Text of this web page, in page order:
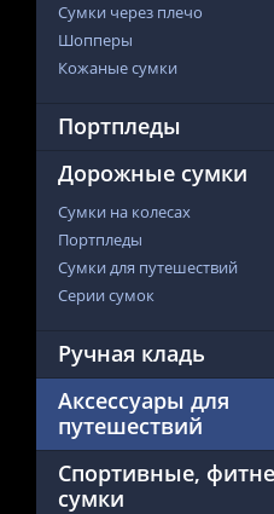
Сумки через плечо
Шопперы
Кожаные сумки
Портпледы
Дорожные сумки
Сумки на колесах
Портпледы
Сумки для путешествий
Серии сумок
Ручная кладь
Аксессуары для
путешествий
Спортивные,
сумки